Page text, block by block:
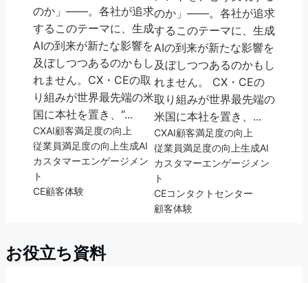
のか」――。各社が追求
するこのテーマに、生成
AIの到来が新たな影響を
及ぼしつつあるのかもし
れません。CX・CEの取
り組みが世界最先端の米
国に本社を置き、“...
CXAI顧客満足度の向上
従業員満足度の向上生成AI
カスタマーエンゲージメン
ト
CE顧客体験
のか」――。各社が追求
するこのテーマに、生成
AIの到来が新たな影響を
及ぼしつつあるのかもし
れません。 CX・CEの
取り組みが世界最先端の
米国に本社を置き、...
CXAI顧客満足度の向上
従業員満足度の向上生成AI
カスタマーエンゲージメン
ト
CEコンタクトセンター
顧客体験
お役立ち資料